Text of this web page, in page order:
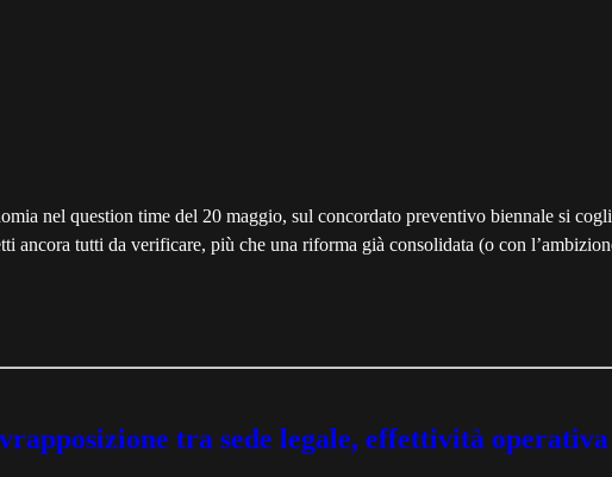
nel question time del 20 maggio, sul concordato preventivo biennale si
ancora tutti da verificare, più che una riforma già consolidata (o con
tra sede legale, effettività